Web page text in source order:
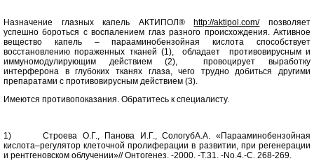
Назначение глазных капель АКТИПОЛ® http://aktipol.com/позволяет
успешно бороться с воспалением глаз разного происхождения. Активное
вещество капель – парааминобензойная кислота способствует
восстановлению пораженных тканей (1), обладает противовирусным и
иммуномодулирующим действием (2), провоцирует выработку
интерферона в глубоких тканях глаза, чего трудно добиться другими
препаратами с противовирусным действием (3).
Имеются противопоказания. Обратитесь к специалисту.
1) Строева О.Г., Панова И.Г., СологубА.А. «Парааминобензойная
кислота–регулятор клеточной пролиферации в развитии, при регенерации
и рентгеновском облучении»// Онтогенез. -2000. -Т.31. -No.4.-С. 268-269.